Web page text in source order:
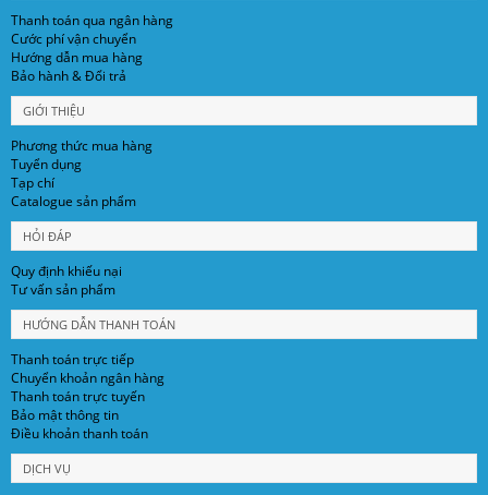
Thanh toán qua ngân hàng
Cước phí vận chuyển
Hướng dẫn mua hàng
Bảo hành & Đổi trả
GIỚI THIỆU
Phương thức mua hàng
Tuyển dụng
Tạp chí
Catalogue sản phẩm
HỎI ĐÁP
Quy định khiếu nại
Tư vấn sản phẩm
HƯỚNG DẪN THANH TOÁN
Thanh toán trực tiếp
Chuyển khoản ngân hàng
Thanh toán trực tuyến
Bảo mật thông tin
Điều khoản thanh toán
DỊCH VỤ